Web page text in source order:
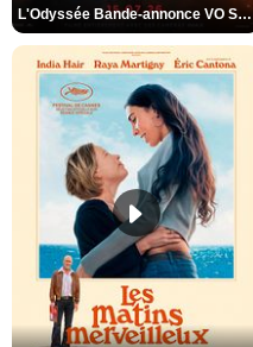
L'Odyssée Bande-annonce VO STFR